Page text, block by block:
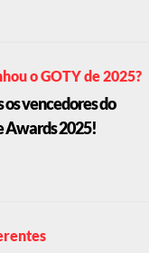
o GOTY de 2025?
os vencedores do
Awards 2025!